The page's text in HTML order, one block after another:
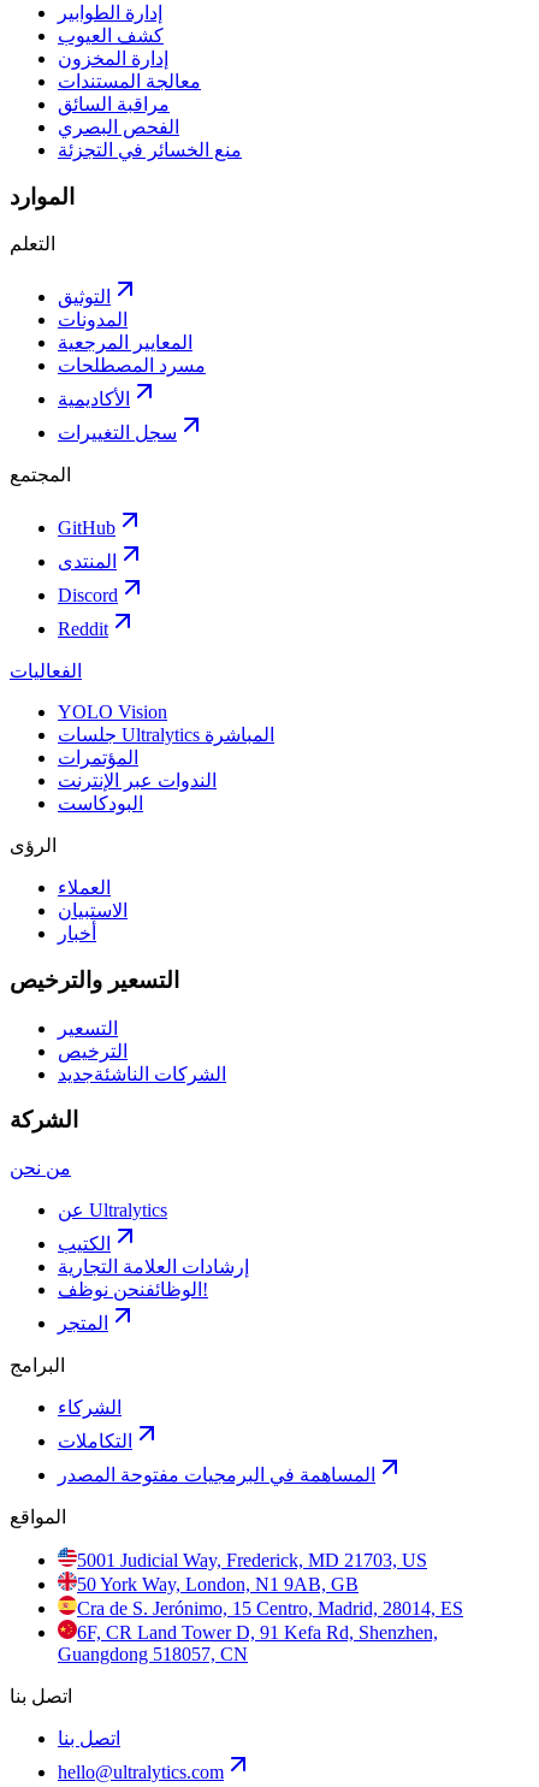
إدارة الطوابير
كشف العيوب
إدارة المخزون
معالجة المستندات
مراقبة السائق
الفحص البصري
منع الخسائر في التجزئة
الموارد
التعلم
التوثيق
المدونات
المعايير المرجعية
مسرد المصطلحات
الأكاديمية
سجل التغييرات
المجتمع
GitHub
المنتدى
Discord
Reddit
الفعاليات
YOLO Vision
جلسات Ultralytics المباشرة
المؤتمرات
الندوات عبر الإنترنت
البودكاست
الرؤى
العملاء
الاستبيان
أخبار
التسعير والترخيص
التسعير
الترخيص
الشركات الناشئةجديد
الشركة
من نحن
عن Ultralytics
الكتيب
إرشادات العلامة التجارية
الوظائف نحن نوظف!
المتجر
البرامج
الشركاء
التكاملات
المساهمة في البرمجيات مفتوحة المصدر
المواقع
5001 Judicial Way, Frederick, MD 21703, US
50 York Way, London, N1 9AB, GB
Cra de S. Jerónimo, 15 Centro, Madrid, 28014, ES
6F, CR Land Tower D, 91 Kefa Rd, Shenzhen,
Guangdong 518057, CN
اتصل بنا
اتصل بنا
hello@ultralytics.com